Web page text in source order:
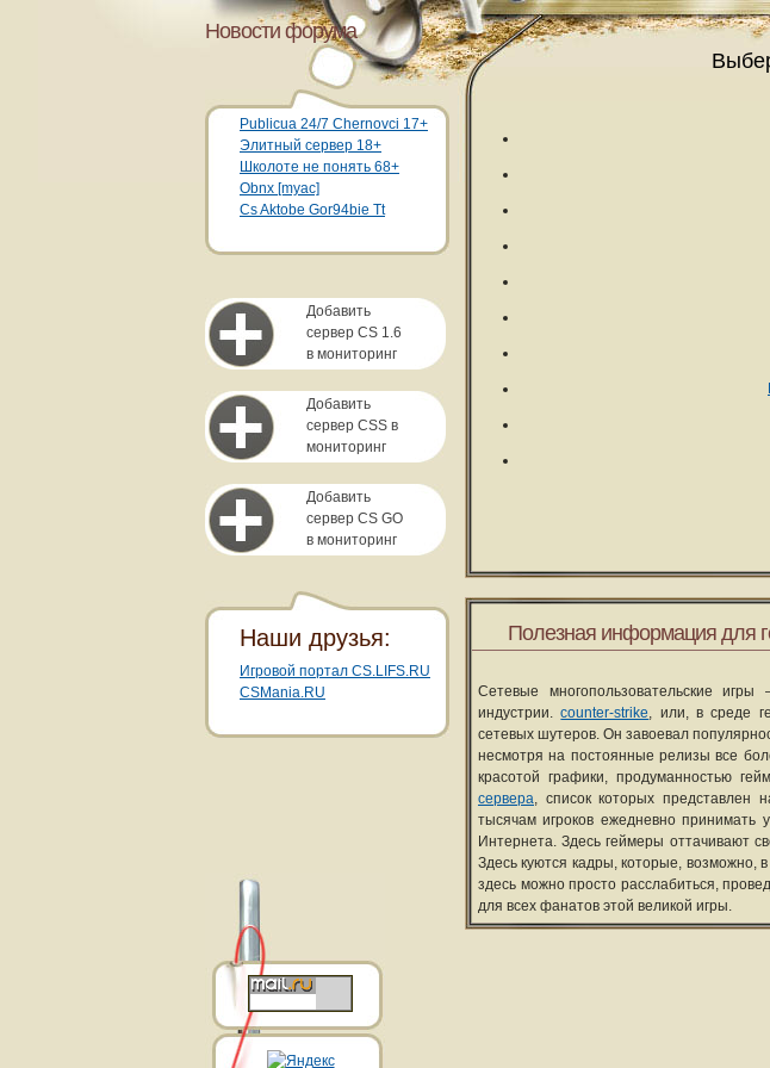
Новости форума
Publicua 24/7 Chernovci 17+
Элитный сервер 18+
Школоте не понять 68+
Obnx [myac]
Cs Aktobe Gor94bie Tt
Добавить
сервер CS 1.6
в мониторинг
Добавить
сервер CSS в
мониторинг
Добавить
сервер CS GO
в мониторинг
Полезная информация для
Сетевые многопользовательские
индустрии.counter-strike, или, в среде
сетевых шутеров. Он завоевал
несмотря на постоянные релизы все
красотой графики, продуманностью
сервера, список которых представлен
тысячам игроков ежедневно принимать
Интернета. Здесь геймеры оттачивают
Здесь куются кадры, которые, возможно,
здесь можно просто расслабиться,
для всех фанатов этой великой игры.
Наши друзья:
Игровой портал CS.LIFS.RU
CSMania.RU